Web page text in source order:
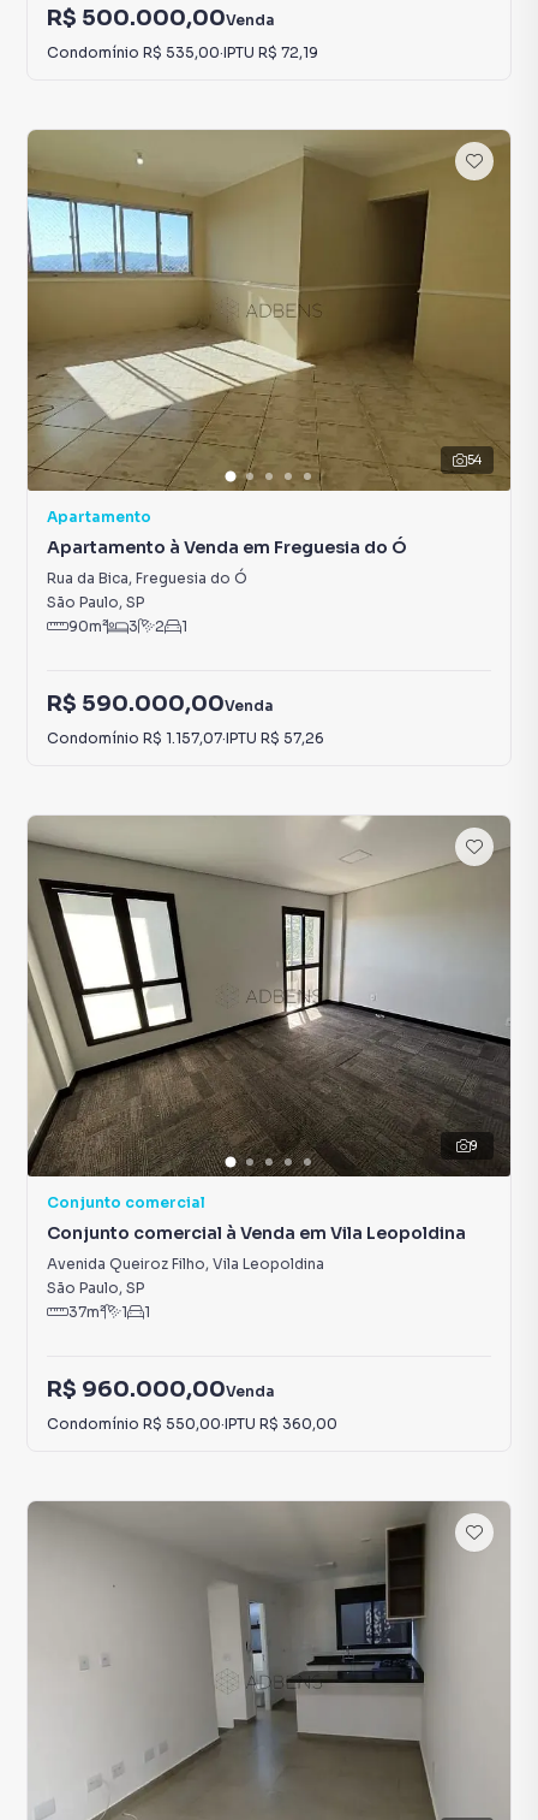
R$ 500.000,00Venda
Condomínio R$ 535,00·IPTU R$ 72,19
54
Apartamento
Apartamento à Venda em Freguesia do Ó
Rua da Bica, Freguesia do Ó
São Paulo, SP
90m² 3 2 1
R$ 590.000,00Venda
Condomínio R$ 1.157,07·IPTU R$ 57,26
9
Conjunto comercial
Conjunto comercial à Venda em Vila Leopoldina
Avenida Queiroz Filho, Vila Leopoldina
São Paulo, SP
37m² 1 1
R$ 960.000,00Venda
Condomínio R$ 550,00·IPTU R$ 360,00